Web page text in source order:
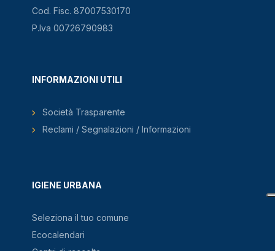
Cod. Fisc. 87007530170
P.Iva 00726790983
IGIENE URBANA
Seleziona il tuo comune
Ecocalendari
INFORMAZIONI UTILI
Società Trasparente
Reclami / Segnalazioni / Informazioni